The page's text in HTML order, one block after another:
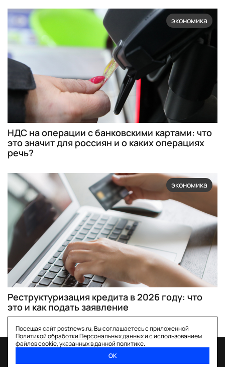
экономика
НДС на операции с банковскими картами: что
это значит для россиян и о каких операциях
речь?
экономика
Реструктуризация кредита в 2026 году: что
это и как подать заявление
Посещая сайт postnews.ru, Вы соглашаетесь с приложенной
Политикой обработки Персональных данныхи с использованием
файлов cookie, указанных в данной политике.
ОК